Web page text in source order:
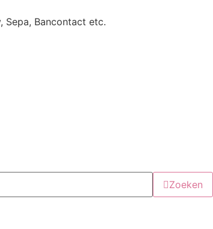
Sepa, Bancontact etc.
Zoeken